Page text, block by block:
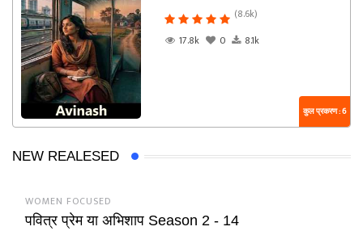
(8.6k)
17.8k
0 8.1k
कुल प्रकरण : 6
NEW REALESED
WOMEN FOCUSED
पवित्र प्रेम या अभिशाप Season 2 - 14